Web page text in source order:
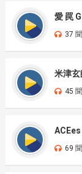
愛 罠
37
米津玄
45
ACEes
69